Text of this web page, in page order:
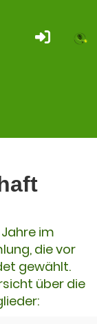
im
die vor
gewählt.
über die